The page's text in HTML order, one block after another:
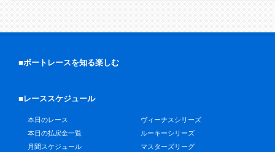
■ボートレースを知る楽しむ
■レーススケジュール
本日のレース
本日の払戻金一覧
月間スケジュール
ヴィーナスシリーズ
ルーキーシリーズ
マスターズリーグ